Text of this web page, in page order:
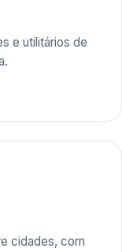
e utilitários de
cidades, com